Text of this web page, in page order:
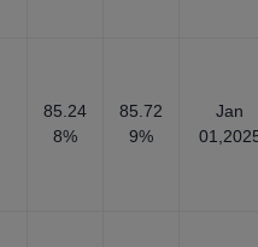
85.24
8%
85.72
9%
Jan